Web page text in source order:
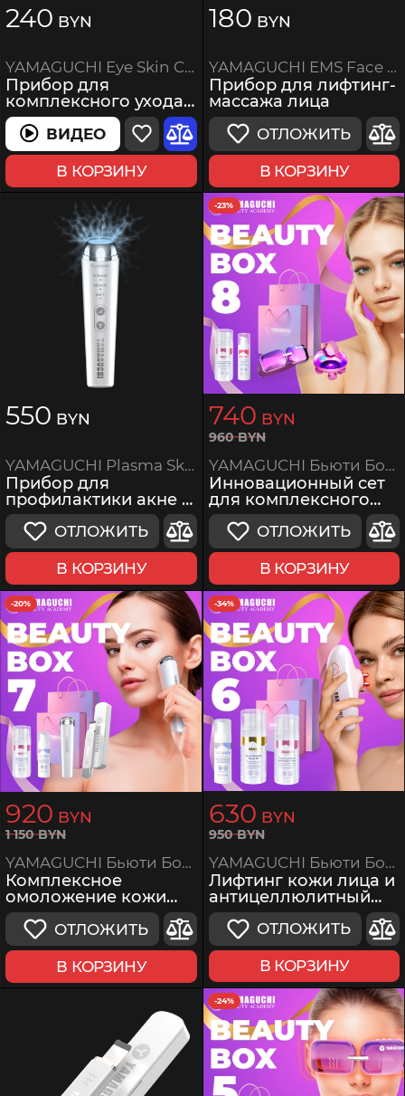
240 BYN
YAMAGUCHI Eye Skin Care
Прибор для
комплексного ухода
за кожей вокруг глаз
ВИДЕОВИДЕО
В КОРЗИНУ
180 BYN
YAMAGUCHI EMS Face Roller
Прибор для лифтинг-
массажа лица
ОТЛОЖИТЬ
В КОРЗИНУ
550 BYN
YAMAGUCHI Plasma Skin Care
Прибор для
профилактики акне и
омоложения кожи
лица ОТЛОЖИТЬ
В КОРЗИНУ
-23%
740 BYN
960BYN
YAMAGUCHI Бьюти Бокс 8
Инновационный сет
для комплексного
ухода и массажа
лица, головы и тела
ОТЛОЖИТЬ
В КОРЗИНУ
-20%
920 BYN
1 150BYN
YAMAGUCHI Бьюти Бокс 7
Комплексное
омоложение кожи
лица
ОТЛОЖИТЬ
В КОРЗИНУ
-34%
630 BYN
950BYN
YAMAGUCHI Бьюти Бокс 6
Лифтинг кожи лица и
антицеллюлитный
уход за телом
ОТЛОЖИТЬ
В КОРЗИНУ
-24%